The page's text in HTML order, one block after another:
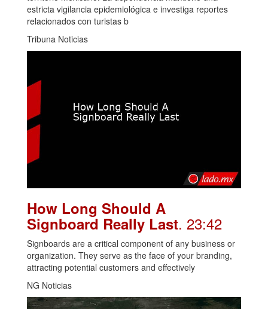
estricta vigilancia epidemiológica e investiga reportes
relacionados con turistas b
Tribuna Noticias
How Long Should A
Signboard Really Last. 23:42
Signboards are a critical component of any business or
organization. They serve as the face of your branding,
attracting potential customers and effectively
NG Noticias